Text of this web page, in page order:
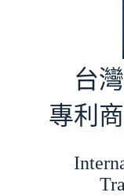
台灣
專利